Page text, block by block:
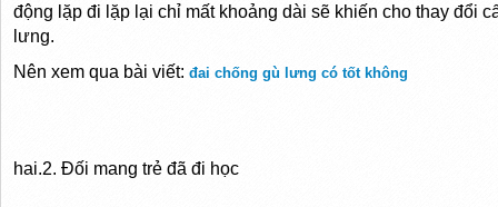
động lặp đi lặp lại chỉ mất khoảng dài sẽ khiến cho thay đổi
lưng.
Nên xem qua bài viết: đai chống gù lưng có tốt không
hai.2. Đối mang trẻ đã đi học